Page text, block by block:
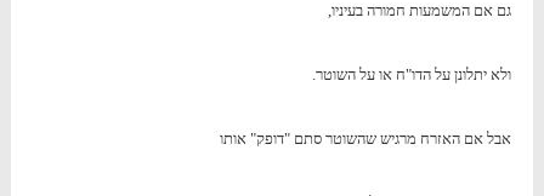
גם אם המשמעות חמורה בעיניו,
ולא יתלונן על הדו"ח או על השוטר.
אבל אם האזרח מרגיש שהשוטר סתם "דופק" אותו